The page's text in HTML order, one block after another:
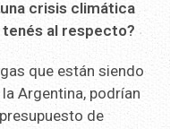
crisis climática
al respecto?
que están siendo
Argentina, podrían
de